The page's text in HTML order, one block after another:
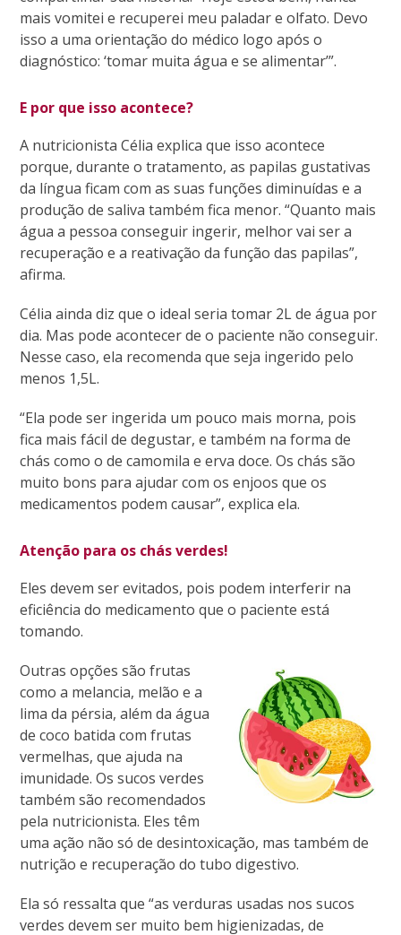
mais vomitei e recuperei meu paladar e olfato. Devo
isso a uma orientação do médico logo após o
diagnóstico: ‘tomar muita água e se alimentar’”.
E por que isso acontece?
A nutricionista Célia explica que isso acontece
porque, durante o tratamento, as papilas gustativas
da língua ficam com as suas funções diminuídas e a
produção de saliva também fica menor. “Quanto mais
água a pessoa conseguir ingerir, melhor vai ser a
recuperação e a reativação da função das papilas”,
afirma.
Célia ainda diz que o ideal seria tomar 2L de água por
dia. Mas pode acontecer de o paciente não conseguir.
Nesse caso, ela recomenda que seja ingerido pelo
menos 1,5L.
“Ela pode ser ingerida um pouco mais morna, pois
fica mais fácil de degustar, e também na forma de
chás como o de camomila e erva doce. Os chás são
muito bons para ajudar com os enjoos que os
medicamentos podem causar”, explica ela.
Atenção para os chás verdes!
Eles devem ser evitados, pois podem interferir na
eficiência do medicamento que o paciente está
tomando.
Outras opções são frutas
como a melancia, melão e a
lima da pérsia, além da água
de coco batida com frutas
vermelhas, que ajuda na
imunidade. Os sucos verdes
também são recomendados
pela nutricionista. Eles têm
uma ação não só de desintoxicação, mas também de
nutrição e recuperação do tubo digestivo.
Ela só ressalta que “as verduras usadas nos sucos
verdes devem ser muito bem higienizadas, de